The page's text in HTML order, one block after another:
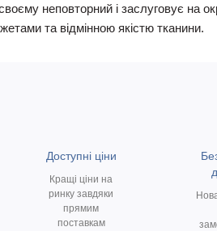
неповторний і заслуговує на
та відмінною якістю тканини.
Доступні ціни
Кращі ціни на
ринку завдяки
прямим
поставкам